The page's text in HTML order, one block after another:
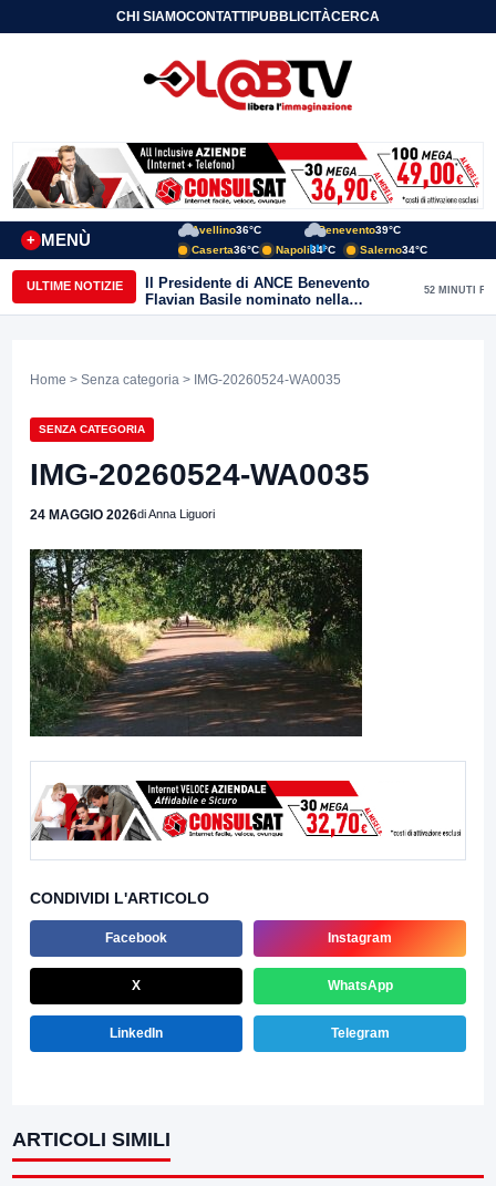
CHI SIAMOCONTATTIPUBBLICITÀCERCA
MENÙ
+
Avellino36°C Benevento39°C
Caserta36°C Napoli34°C Salerno34°C
ULTIME NOTIZIE
Il Presidente di ANCE Benevento
Flavian Basile nominato nella
Commissione Tecnica
52 MINUTI FA
Home > Senza categoria > IMG-20260524-WA0035
SENZA CATEGORIA
IMG-20260524-WA0035
24 MAGGIO 2026di Anna Liguori
CONDIVIDI L'ARTICOLO
Facebook Instagram
X WhatsApp
LinkedIn Telegram
ARTICOLI SIMILI